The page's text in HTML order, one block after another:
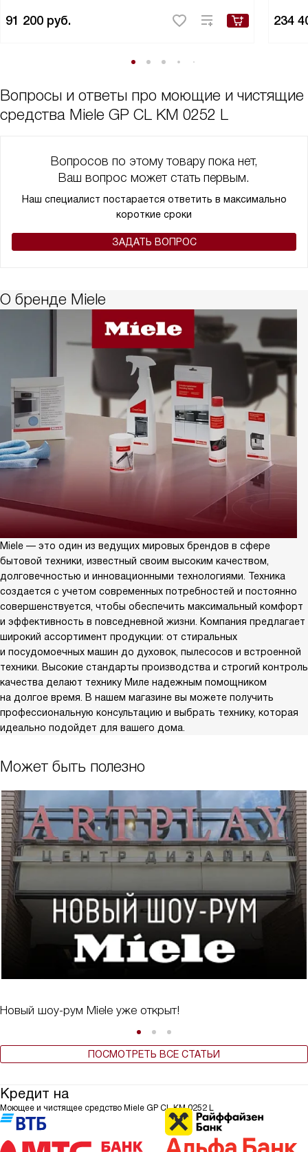
91 200 руб. 234
Вопросы и ответы про моющие и чистящие
средства Miele GP CL KM 0252 L
Вопросов по этому товару пока нет,
Ваш вопрос может стать первым.
Наш специалист постарается ответить в максимально
короткие сроки
ЗАДАТЬ ВОПРОС
О бренде Miele
Miele — это один из ведущих мировых брендов в сфере
бытовой техники, известный своим высоким качеством,
долговечностью и инновационными технологиями. Техника
создается с учетом современных потребностей и постоянно
совершенствуется, чтобы обеспечить максимальный комфорт
и эффективность в повседневной жизни. Компания предлагает
широкий ассортимент продукции: от стиральных
и посудомоечных машин до духовок, пылесосов и встроенной
техники. Высокие стандарты производства и строгий контроль
качества делают технику Миле надежным помощником
на долгое время. В нашем магазине вы можете получить
профессиональную консультацию и выбрать технику, которая
идеально подойдет для вашего дома.
Может быть полезно
Новый шоу-рум Miele уже открыт!
ПОСМОТРЕТЬ ВСЕ СТАТЬИ
Кредит на
Моющее и чистящее средство Miele GP CL KM 0252 L